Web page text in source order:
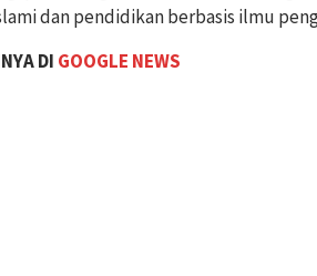
dan pendidikan berbasis ilmu
DI GOOGLE NEWS